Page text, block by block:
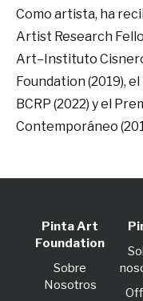
Como artista, ha
Artist Research
Art–Instituto
Foundation (2019),
BCRP (2022) y el
Contemporáneo
Pinta Art
Foundation
Sobre
Nosotros